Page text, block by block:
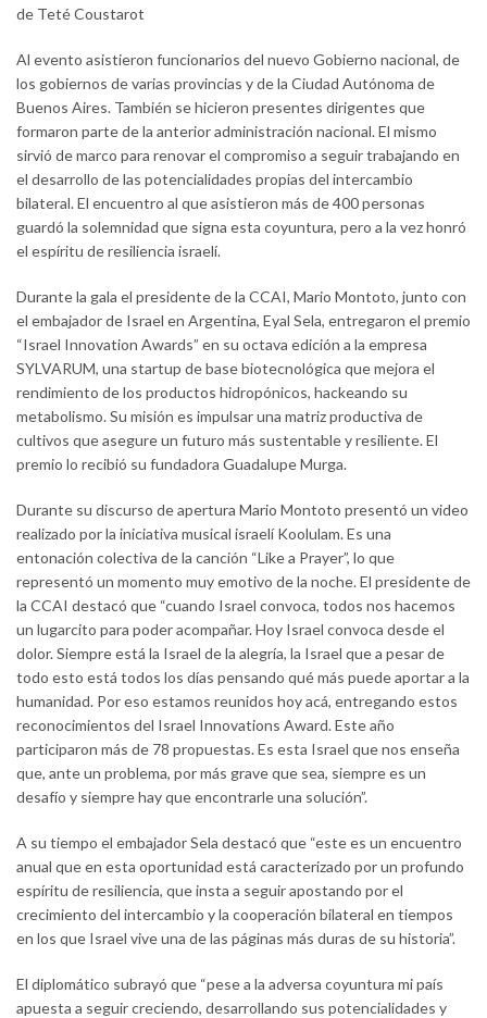
de Teté Coustarot
Al evento asistieron funcionarios del nuevo Gobierno nacional, de
los gobiernos de varias provincias y de la Ciudad Autónoma de
Buenos Aires. También se hicieron presentes dirigentes que
formaron parte de la anterior administración nacional. El mismo
sirvió de marco para renovar el compromiso a seguir trabajando en
el desarrollo de las potencialidades propias del intercambio
bilateral. El encuentro al que asistieron más de 400 personas
guardó la solemnidad que signa esta coyuntura, pero a la vez honró
el espíritu de resiliencia israelí.
Durante la gala el presidente de la CCAI, Mario Montoto, junto con
el embajador de Israel en Argentina, Eyal Sela, entregaron el premio
“Israel Innovation Awards” en su octava edición a la empresa
SYLVARUM, una startup de base biotecnológica que mejora el
rendimiento de los productos hidropónicos, hackeando su
metabolismo. Su misión es impulsar una matriz productiva de
cultivos que asegure un futuro más sustentable y resiliente. El
premio lo recibió su fundadora Guadalupe Murga.
Durante su discurso de apertura Mario Montoto presentó un video
realizado por la iniciativa musical israelí Koolulam. Es una
entonación colectiva de la canción “Like a Prayer”, lo que
representó un momento muy emotivo de la noche. El presidente de
la CCAI destacó que “cuando Israel convoca, todos nos hacemos
un lugarcito para poder acompañar. Hoy Israel convoca desde el
dolor. Siempre está la Israel de la alegría, la Israel que a pesar de
todo esto está todos los días pensando qué más puede aportar a la
humanidad. Por eso estamos reunidos hoy acá, entregando estos
reconocimientos del Israel Innovations Award. Este año
participaron más de 78 propuestas. Es esta Israel que nos enseña
que, ante un problema, por más grave que sea, siempre es un
desafío y siempre hay que encontrarle una solución”.
A su tiempo el embajador Sela destacó que “este es un encuentro
anual que en esta oportunidad está caracterizado por un profundo
espíritu de resiliencia, que insta a seguir apostando por el
crecimiento del intercambio y la cooperación bilateral en tiempos
en los que Israel vive una de las páginas más duras de su historia”.
El diplomático subrayó que “pese a la adversa coyuntura mi país
apuesta a seguir creciendo, desarrollando sus potencialidades y